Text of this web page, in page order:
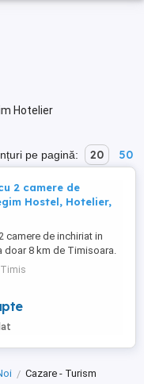
Hotelier
pe pagină: 20 50
2 camere de
Hostel, Hotelier,
camere de inchiriat in
doar 8 km de Timisoara.
toate conditile de
loc de parcare asigurat,
Pretul este 99 lei zi
si 1 singura zi. Netflix
cu drag.
Timis
Cazare - Turism